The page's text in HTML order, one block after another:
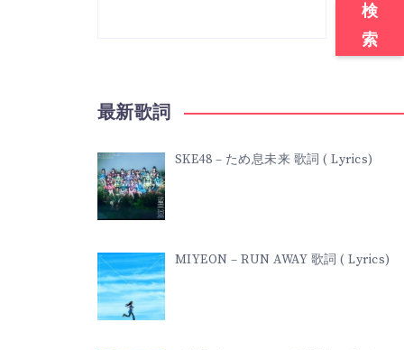
検
索
最新歌詞
SKE48 – ため息未来 歌詞 ( Lyrics)
MIYEON – RUN AWAY 歌詞 ( Lyrics)